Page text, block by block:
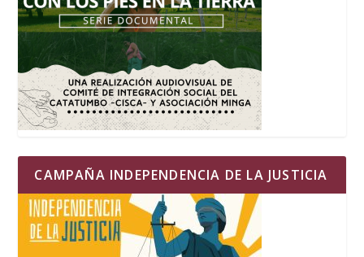
CAMPAÑA INDEPENDENCIA DE LA JUSTICIA